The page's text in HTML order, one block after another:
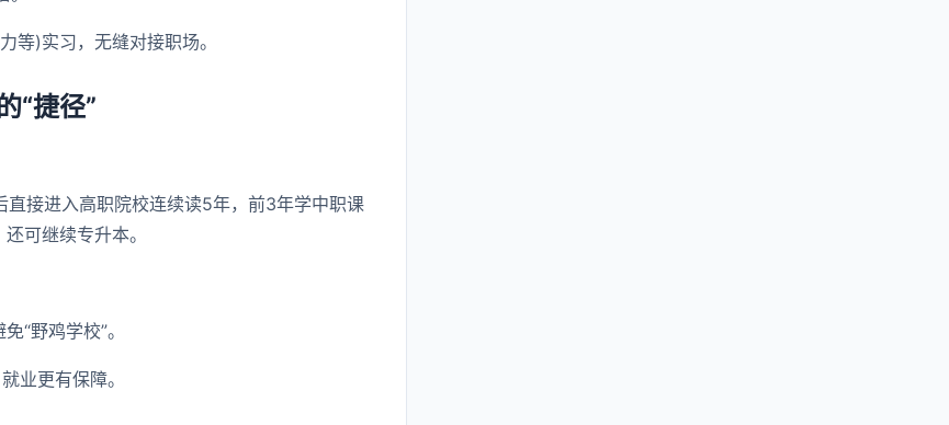
等)实习，无缝对接职场。
“捷径”
直接进入高职院校连续读5年，前3年学中职课
可继续专升本。
“野鸡学校”。
业更有保障。